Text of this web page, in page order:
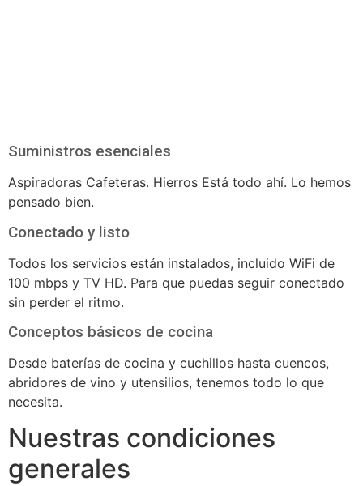
Suministros esenciales
Aspiradoras Cafeteras. Hierros Está todo ahí. Lo hemos
pensado bien.
Conectado y listo
Todos los servicios están instalados, incluido WiFi de
100 mbps y TV HD. Para que puedas seguir conectado
sin perder el ritmo.
Conceptos básicos de cocina
Desde baterías de cocina y cuchillos hasta cuencos,
abridores de vino y utensilios, tenemos todo lo que
necesita.
Nuestras condiciones
generales